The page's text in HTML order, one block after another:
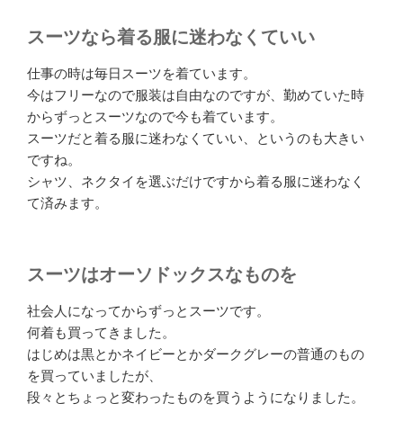
スーツなら着る服に迷わなくていい
仕事の時は毎日スーツを着ています。
今はフリーなので服装は自由なのですが、勤めていた時
からずっとスーツなので今も着ています。
スーツだと着る服に迷わなくていい、というのも大きい
ですね。
シャツ、ネクタイを選ぶだけですから着る服に迷わなく
て済みます。
スーツはオーソドックスなものを
社会人になってからずっとスーツです。
何着も買ってきました。
はじめは黒とかネイビーとかダークグレーの普通のもの
を買っていましたが、
段々とちょっと変わったものを買うようになりました。